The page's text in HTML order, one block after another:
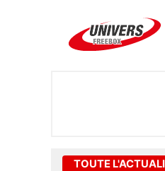
TOUTE